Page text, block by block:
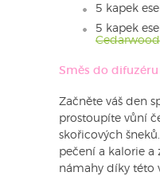
5 kapek
5 kapek
Cedarwood
Směs do
Začněte váš den
prostoupíte vůní
skořicových
pečení a kalorie a
námahy díky této